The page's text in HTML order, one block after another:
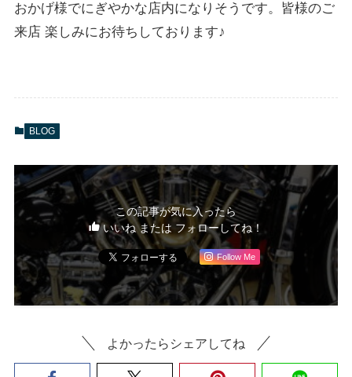
おかげ様でにぎやかな店内になりそうです。皆様のご
来店 楽しみにお待ちしております♪
BLOG
この記事が気に入ったら
いいね または フォローしてね！
Follow Me
よかったらシェアしてね